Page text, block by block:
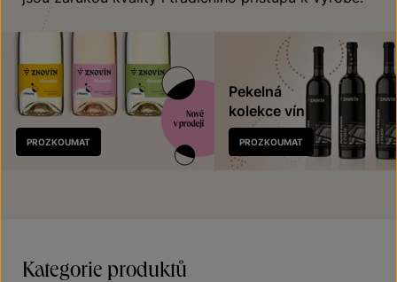
Nově
v prodeji
PROZKOUMAT
Pekelná
kolekce vín
PROZKOUMAT
Kategorie produktů